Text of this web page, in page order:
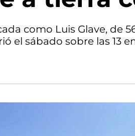
como Luis Glave, de
el sábado sobre las 13